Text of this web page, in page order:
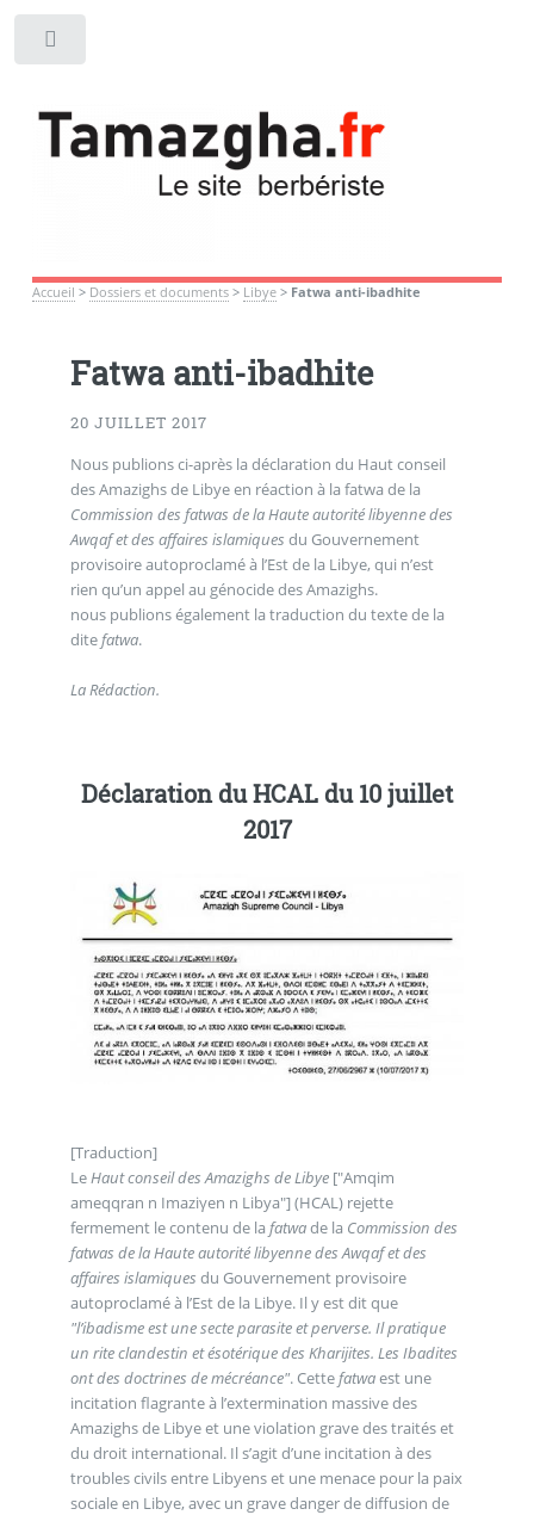
Accueil > Dossiers et documents> Libye> Fatwa anti-ibadhite
Fatwa anti-ibadhite
20 JUILLET 2017
Nous publions ci-après la déclaration du Haut conseil
des Amazighs de Libye en réaction à la fatwa de la
Commission des fatwas de la Haute autorité libyenne des
Awqaf et des affaires islamiques du Gouvernement
provisoire autoproclamé à l’Est de la Libye, qui n’est
rien qu’un appel au génocide des Amazighs.
nous publions également la traduction du texte de la
ditefatwa.
La Rédaction.
Déclaration du HCAL du 10 juillet
2017
[Traduction]
LeHaut conseil des Amazighs de Libye["Amqim
ameqqran n Imaziγen n Libya"] (HCAL) rejette
fermement le contenu de la fatwade la Commission des
fatwas de la Haute autorité libyenne des Awqaf et des
affaires islamiques du Gouvernement provisoire
autoproclamé à l’Est de la Libye. Il y est dit que
"l’ibadisme est une secte parasite et perverse. Il pratique
un rite clandestin et ésotérique des Kharijites. Les Ibadites
ont des doctrines de mécréance". Cettefatwaest une
incitation flagrante à l’extermination massive des
Amazighs de Libye et une violation grave des traités et
du droit international. Il s’agit d’une incitation à des
troubles civils entre Libyens et une menace pour la paix
sociale en Libye, avec un grave danger de diffusion de